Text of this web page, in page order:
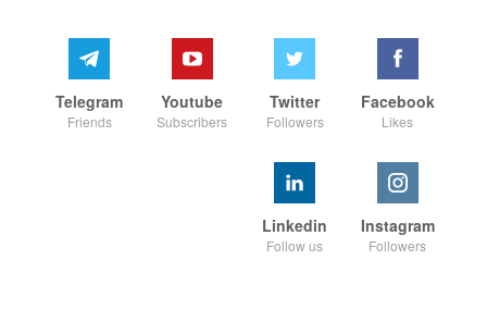
Facebook
Likes
Twitter
Followers
Youtube
Subscribers
Telegram
Friends
Instagram
Followers
Linkedin
Follow us